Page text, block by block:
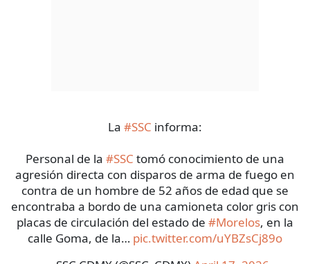
La #SSC informa:
Personal de la #SSC tomó conocimiento de una
agresión directa con disparos de arma de fuego en
contra de un hombre de 52 años de edad que se
encontraba a bordo de una camioneta color gris con
placas de circulación del estado de #Morelos, en la
calle Goma, de la… pic.twitter.com/uYBZsCj89o